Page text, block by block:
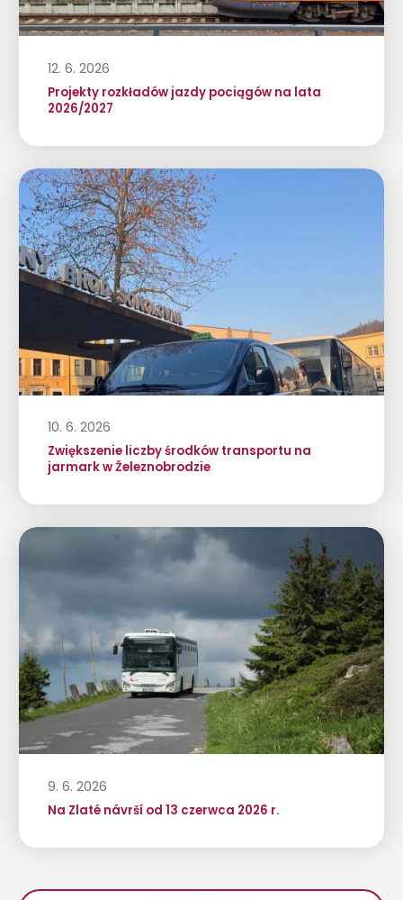
12. 6. 2026
Projekty rozkładów jazdy pociągów na lata
2026/2027
10. 6. 2026
Zwiększenie liczby środków transportu na
jarmark w Železnobrodzie
9. 6. 2026
Na Zlaté návrší od 13 czerwca 2026 r.